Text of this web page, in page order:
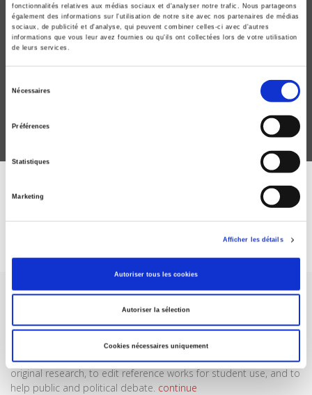
fonctionnalités relatives aux médias sociaux et d'analyser notre trafic. Nous partageons
également des informations sur l'utilisation de notre site avec nos partenaires de médias
sociaux, de publicité et d'analyse, qui peuvent combiner celles-ci avec d'autres
informations que vous leur avez fournies ou qu'ils ont collectées lors de votre utilisation
de leurs services.
Nécessaires
Préférences
Statistiques
Marketing
Afficher les détails
Autoriser tous les cookies
Autoriser la sélection
Cookies nécessaires uniquement
Que sait-on du travail ?
SCIENCES PO UNIVERSITY PRESS has a threefold role: to publish
original research, to edit reference works for student use, and to
help public and political debate. continue